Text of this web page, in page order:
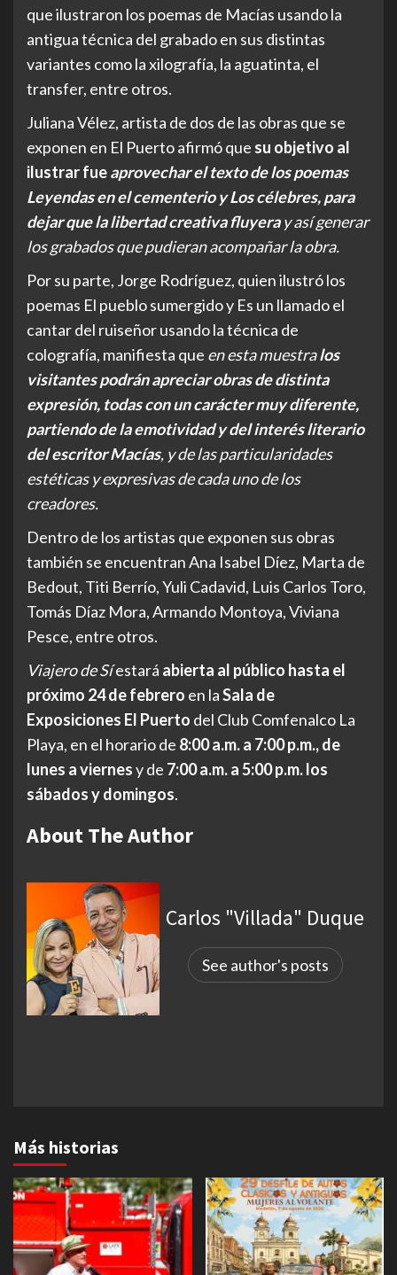
que ilustraron los poemas de Macías usando la
antigua técnica del grabado en sus distintas
variantes como la xilografía, la aguatinta, el
transfer, entre otros.
Juliana Vélez, artista de dos de las obras que se
exponen en El Puerto afirmó que su objetivo al
ilustrar fueaprovechar el texto de los poemas
Leyendas en el cementerio y Los célebres, para
dejar que la libertad creativa fluyeray así generar
los grabados que pudieran acompañar la obra.
Por su parte, Jorge Rodríguez, quien ilustró los
poemas El pueblo sumergido y Es un llamado el
cantar del ruiseñor usando la técnica de
colografía, manifiesta que en esta muestralos
visitantes podrán apreciar obras de distinta
expresión, todas con un carácter muy diferente,
partiendo de la emotividad y del interés literario
del escritor Macías, y de las particularidades
estéticas y expresivas de cada uno de los
creadores.
Dentro de los artistas que exponen sus obras
también se encuentran Ana Isabel Díez, Marta de
Bedout, Titi Berrío, Yuli Cadavid, Luis Carlos Toro,
Tomás Díaz Mora, Armando Montoya, Viviana
Pesce, entre otros.
Viajero de Síestará abierta al público hasta el
próximo 24 de febrero en laSala de
Exposiciones El Puerto del Club Comfenalco La
Playa, en el horario de 8:00 a.m. a 7:00 p.m., de
lunes a viernesy de 7:00 a.m. a 5:00 p.m. los
sábados y domingos.
About The Author
Carlos "Villada" Duque
See author's posts
Más historias